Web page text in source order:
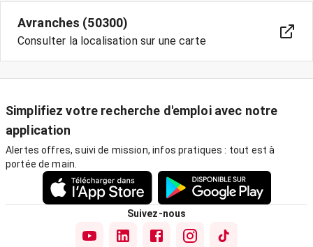
Avranches (50300)
Consulter la localisation sur une carte
Simplifiez votre recherche d'emploi avec notre
application
Alertes offres, suivi de mission, infos pratiques : tout est à
portée de main.
Suivez-nous